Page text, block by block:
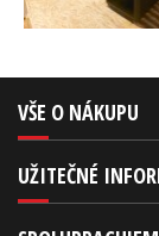
VŠE O NÁKUPU
UŽITEČNÉ